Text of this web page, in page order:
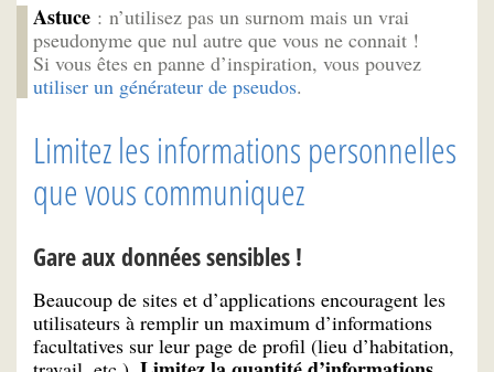
Astuce : n’utilisez pas un surnom mais un vrai
pseudonyme que nul autre que vous ne connait !
Si vous êtes en panne d’inspiration, vous pouvez
utiliser un générateur de pseudos.
Limitez les informations personnelles
que vous communiquez
Gare aux données sensibles !
Beaucoup de sites et d’applications encouragent les
utilisateurs à remplir un maximum d’informations
facultatives sur leur page de profil (lieu d’habitation,